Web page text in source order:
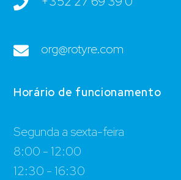
org@rotyre.com
Horário de funcionamento
Segunda a sexta-feira
8:00 - 12:00
12:30 - 16:30